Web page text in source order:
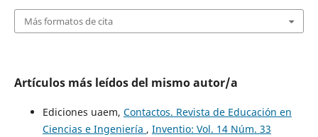
Más formatos de cita
Artículos más leídos del mismo autor/a
Ediciones uaem, Contactos. Revista de Educación en
Ciencias e Ingeniería , Inventio: Vol. 14 Núm. 33